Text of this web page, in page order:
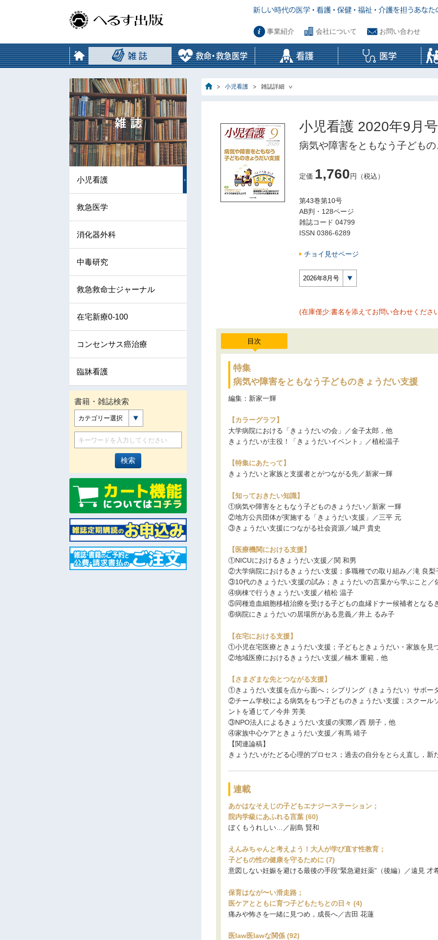
事業紹介 会社について お問い合わせ
小児看護 雑誌詳細
小児看護 2020年9月号
病気や障害をともなう子ども
定価 1,760円（税込）
第43巻第10号
AB判・128ページ
雑誌コード 04799
ISSN 0386-6289
チョイ見せページ
2026年8月号
(在庫僅少:書名を添えてお問い合わせくださ
目次
特集
病気や障害をともなう子どものきょうだい支援
編集：新家一輝
【カラーグラフ】
大学病院における「きょうだいの会」／金子太郎，他
きょうだいが主役！「きょうだいイベント」／植松温子
【特集にあたって】
きょうだいと家族と支援者とがつながる先／新家一輝
【知っておきたい知識】
①病気や障害をともなう子どものきょうだい／新家 一輝
②地方公共団体が実施する「きょうだい支援」／三平 元
③きょうだい支援につながる社会資源／城戸 貴史
【医療機関における支援】
①NICUにおけるきょうだい支援／関 和男
②大学病院におけるきょうだい支援；多職種での取り組み／滝 良梨
③10代のきょうだい支援の試み；きょうだいの言葉から学ぶこと／
④病棟で行うきょうだい支援／植松 温子
⑤同種造血細胞移植治療を受ける子どもの血縁ドナー候補者となる
⑥病院にきょうだいの居場所がある意義／井上 るみ子
【在宅における支援】
①小児在宅医療ときょうだい支援；子どもときょうだい・家族を見
②地域医療におけるきょうだい支援／楠木 重範，他
【さまざまな先とつながる支援】
①きょうだい支援を点から面へ；シブリング（きょうだい）サポー
②チーム学校による病気をもつ子どものきょうだい支援；スクール
ントを通じて／今井 芳美
③NPO法人によるきょうだい支援の実際／西 朋子，他
④家族中心ケアときょうだい支援／有馬 靖子
【関連論稿】
きょうだいがたどる心理的プロセス；過去の自分をとらえ直し，新
連載
あかはなそえじの子どもエナジーステーション；
院内学級にあふれる言葉 (60)
ぼくもうれしい…／副島 賢和
えんみちゃんと考えよう！大人が学び直す性教育；
子どもの性の健康を守るために (7)
意図しない妊娠を避ける最後の手段“緊急避妊薬”（後編）／遠見 才
保育はなが〜い滑走路；
医ケアとともに育つ子どもたちとの日々 (4)
痛みや怖さを一緒に見つめ，成長へ／吉田 花蓮
医law医lawな関係 (92)
小児看護
救急医学
消化器外科
中毒研究
救急救命士ジャーナル
在宅新療0-100
コンセンサス癌治療
臨牀看護
書籍・雑誌検索
カテゴリー選択